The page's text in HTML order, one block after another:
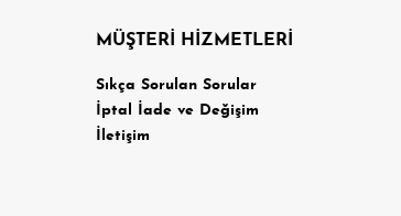
MÜŞTERİ HİZMETLERİ
Sıkça Sorulan Sorular
İptal İade ve Değişim
İletişim